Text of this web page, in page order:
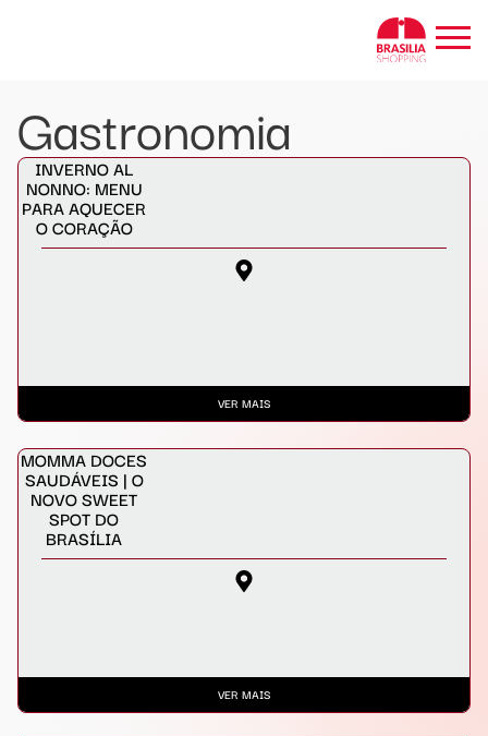
GASTRONOMIA
Gastronomia
INVERNO AL
NONNO: MENU
PARA AQUECER
O CORAÇÃO
VER MAIS
MOMMA DOCES
SAUDÁVEIS | O
NOVO SWEET
SPOT DO
BRASÍLIA
VER MAIS